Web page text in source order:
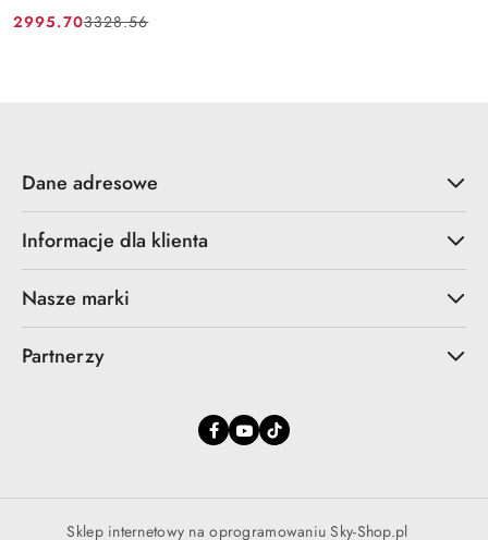
Cena
2995.70
Cena
3328.56
Dane adresowe
Informacje dla klienta
Nasze marki
Partnerzy
Sklep internetowy na oprogramowaniu Sky-Shop.pl